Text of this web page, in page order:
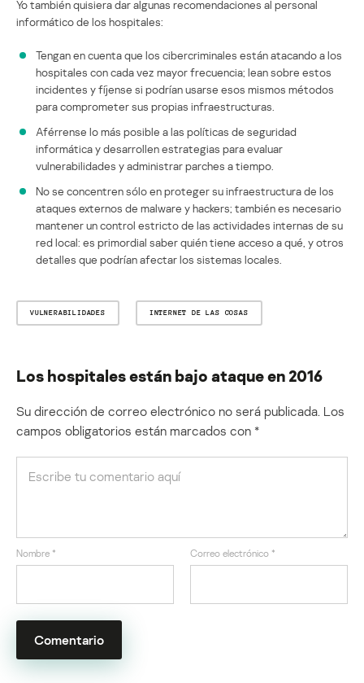
Yo también quisiera dar algunas recomendaciones al personal
informático de los hospitales:
Tengan en cuenta que los cibercriminales están atacando a los
hospitales con cada vez mayor frecuencia; lean sobre estos
incidentes y fíjense si podrían usarse esos mismos métodos
para comprometer sus propias infraestructuras.
Aférrense lo más posible a las políticas de seguridad
informática y desarrollen estrategias para evaluar
vulnerabilidades y administrar parches a tiempo.
No se concentren sólo en proteger su infraestructura de los
ataques externos de malware y hackers; también es necesario
mantener un control estricto de las actividades internas de su
red local: es primordial saber quién tiene acceso a qué, y otros
detalles que podrían afectar los sistemas locales.
VULNERABILIDADES INTERNET DE LAS COSAS
Los hospitales están bajo ataque en 2016
Su dirección de correo electrónico no será publicada. Los
campos obligatorios están marcados con *
Nombre * Correo electrónico *